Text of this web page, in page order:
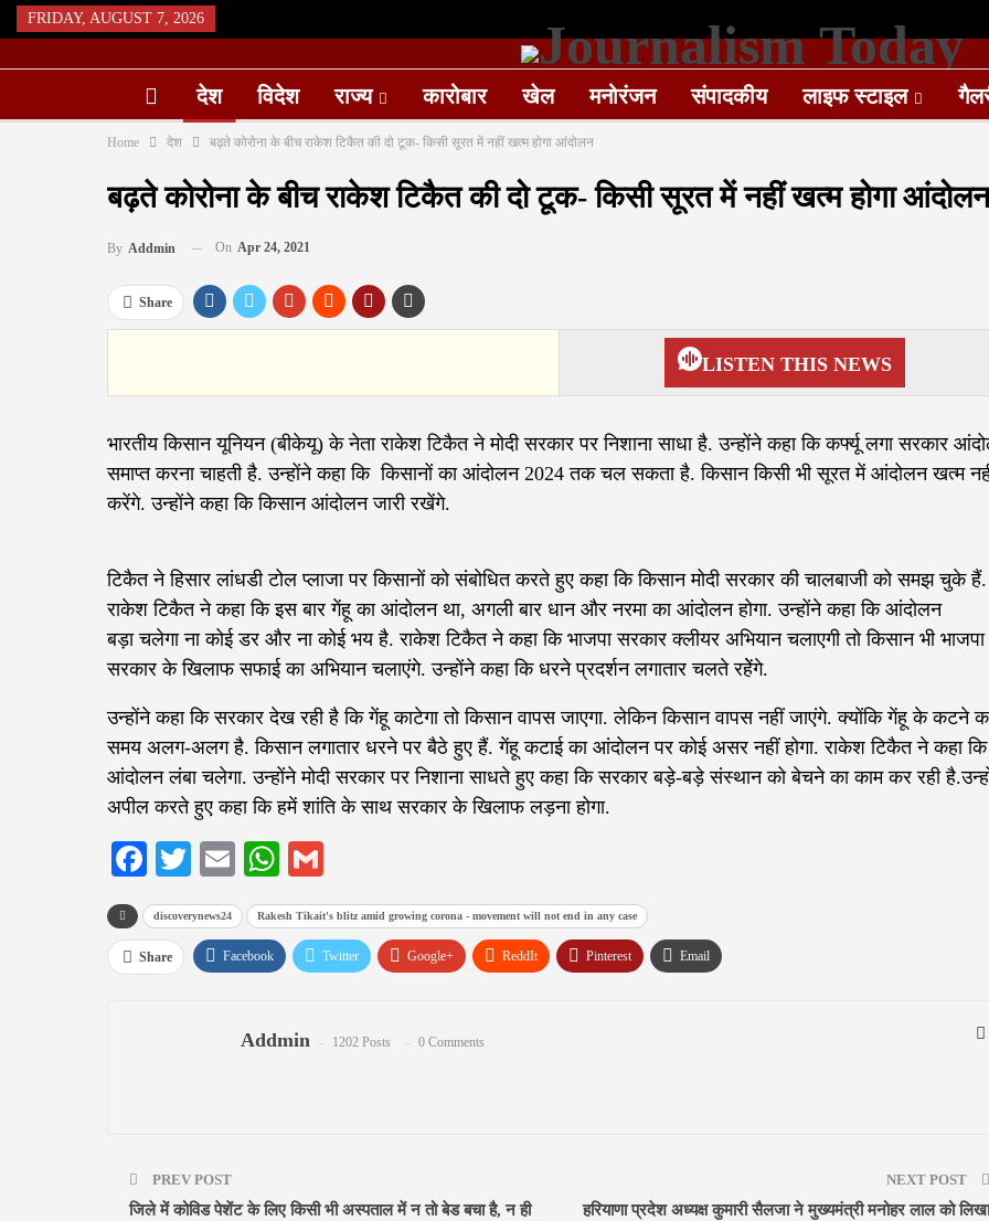
FRIDAY, AUGUST 7, 2026
देश विदेश राज्य कारोबार खेल मनोरंजन संपादकीय लाइफ स्टाइल
Home देश बढ़ते कोरोना के बीच राकेश टिकैत की दो टूक- किसी सूरत में नहीं खत्म होगा आंदोलन
बढ़ते कोरोना के बीच राकेश टिकैत की दो टूक- किसी सूरत में नहीं खत्म होगा आंदोलन
By Addmin On Apr 24, 2021
Share
LISTEN THIS NEWS
भारतीय किसान यूनियन (बीकेयू) के नेता राकेश टिकैत ने मोदी सरकार पर निशाना साधा है. उन्होंने कहा कि कर्फ्यू लगा सरकार
समाप्त करना चाहती है. उन्होंने कहा कि किसानों का आंदोलन 2024 तक चल सकता है. किसान किसी भी सूरत में आंदोलन खत्म
करेंगे. उन्होंने कहा कि किसान आंदोलन जारी रखेंगे.
टिकैत ने हिसार लांधडी टोल प्लाजा पर किसानों को संबोधित करते हुए कहा कि किसान मोदी सरकार की चालबाजी को समझ चुके हैं.
राकेश टिकैत ने कहा कि इस बार गेंहू का आंदोलन था, अगली बार धान और नरमा का आंदोलन होगा. उन्होंने कहा कि आंदोलन
बड़ा चलेगा ना कोई डर और ना कोई भय है. राकेश टिकैत ने कहा कि भाजपा सरकार क्लीयर अभियान चलाएगी तो किसान भी भाजपा
सरकार के खिलाफ सफाई का अभियान चलाएंगे. उन्होंने कहा कि धरने प्रदर्शन लगातार चलते रहेेंगे.
उन्होंने कहा कि सरकार देख रही है कि गेंहू काटेगा तो किसान वापस जाएगा. लेकिन किसान वापस नहीं जाएंगे. क्योंकि गेंहू के कटने
समय अलग-अलग है. किसान लगातार धरने पर बैठे हुए हैं. गेंहू कटाई का आंदोलन पर कोई असर नहीं होगा. राकेश टिकैत ने कहा कि
आंदोलन लंबा चलेगा. उन्होंने मोदी सरकार पर निशाना साधते हुए कहा कि सरकार बड़े-बड़े संस्थान को बेचने का काम कर रही
अपील करते हुए कहा कि हमें शांति के साथ सरकार के खिलाफ लड़ना होगा.
Facebook
TwitterEmailWhatsApp
discoverynews24 Rakesh Tikait's blitz amid growing corona - movement will not end in any case
Share Facebook Twitter Google+ ReddIt Pinterest Email
Addmin 1202 Posts 0 Comments
PREV POST
जिले में कोविड पेशेंट के लिए किसी भी अस्पताल में न तो बेड बचा है, न ही
NEXT POST
हरियाणा प्रदेश अध्यक्ष कुमारी सैलजा ने मुख्यमंत्री मनोहर लाल को लिखा